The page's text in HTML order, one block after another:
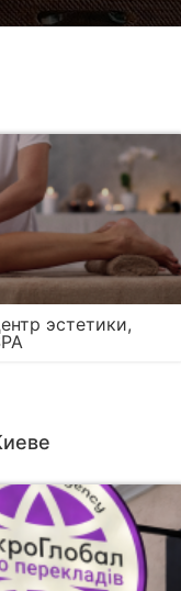
эстетики,